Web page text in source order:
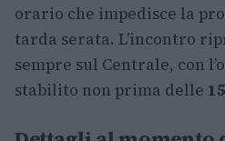
orario che impedisce la
tarda serata. L’incontro
sempre sul Centrale, con
stabilito non prima delle